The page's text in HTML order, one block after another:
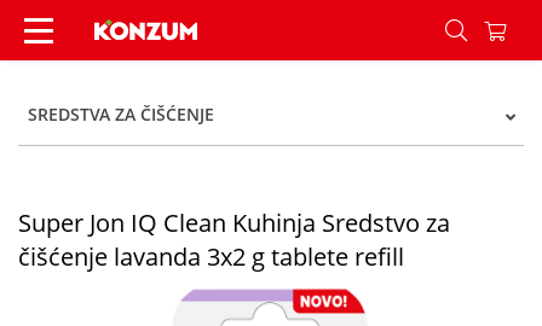
Super Jon IQ Clean Kuhinja Sredstvo za
SREDSTVA ZA ČIŠĆENJE
Super Jon IQ Clean Kuhinja Sredstvo za
čišćenje lavanda 3x2 g tablete refill